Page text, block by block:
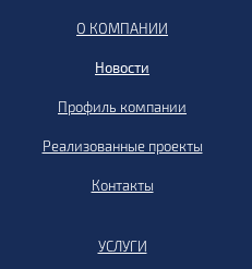
О КОМПАНИИ
Новости
Профиль компании
Реализованные проекты
Контакты
УСЛУГИ